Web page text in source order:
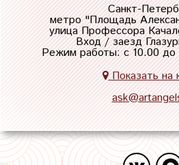
Санкт-
метро "Площадь
улица Профессора
Вход / заезд
Режим работы: с 10.00 до
Показать на